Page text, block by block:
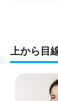
上から目